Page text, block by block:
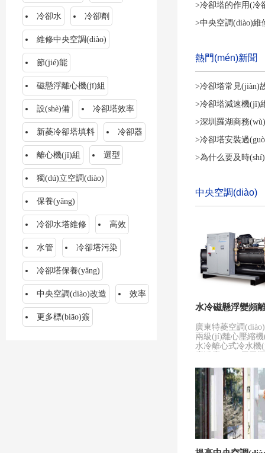
冷卻水 冷卻劑
維修中央空調(diào)
節(jié)能
磁懸浮離心機(jī)組
設(shè)備 冷卻塔效率
新菱冷卻塔填料 冷卻器
離心機(jī)組 選型
獨(dú)立空調(diào)
保養(yǎng)
冷卻水塔維修 高效
水管 冷卻塔污染
冷卻塔保養(yǎng)
中央空調(diào)改造 效率
更多標(biāo)簽
>冷卻塔的作用(冷
>中央空調(diào)維
熱門(mén)新聞
>冷卻塔常見(jiàn)
>冷卻塔減速機(jī)
>深圳羅湖商務
>冷卻塔安裝過
>為什么要及時
中央空調(diào)
水冷磁懸浮變頻
廣東特菱空調
兩級(jí)離心壓縮
水冷離心式冷水機